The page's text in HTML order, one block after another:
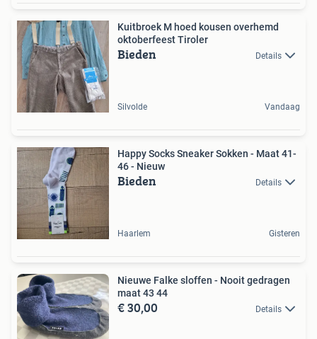
Kuitbroek M hoed kousen overhemd
oktoberfeest Tiroler
Bieden Details
Silvolde Vandaag
Happy Socks Sneaker Sokken - Maat 41-
46 - Nieuw
Bieden Details
Haarlem Gisteren
Nieuwe Falke sloffen - Nooit gedragen
maat 43 44
€ 30,00 Details